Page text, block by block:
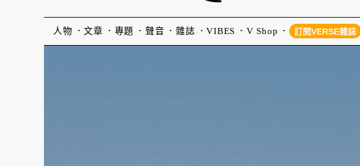
人物 文章 專題 聲音 雜誌 VIBES V Shop 訂閱VERSE雜誌